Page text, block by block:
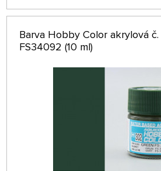
Barva Hobby Color akrylová
FS34092 (10 ml)